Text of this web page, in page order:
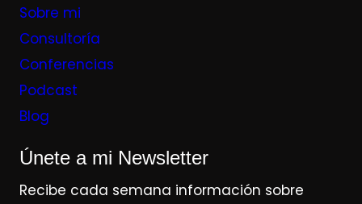
Sobre mi
Consultoría
Conferencias
Podcast
Blog
Únete a mi Newsletter
Recibe cada semana información sobre